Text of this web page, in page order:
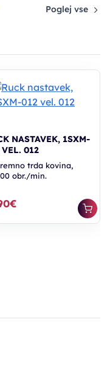
Poglej vse
NASTAVEK, 1SXM-
012
trda kovina,
obr./min.